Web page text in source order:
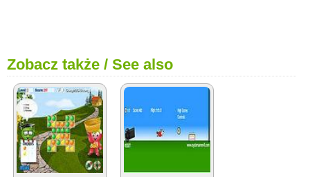
Zobacz także / See also